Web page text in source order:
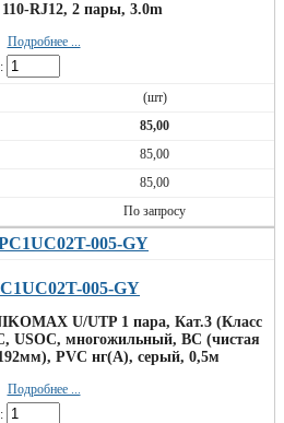
RJ12, 2 пары, 3.0m
Подробнее ...
(шт)
85,00
85,00
85,00
По запросу
005-GY
U/UTP 1 пара, Кат.3 (Класс
USOC, многожильный, BC (чистая
PVC нг(А), серый, 0,5м
Подробнее ...